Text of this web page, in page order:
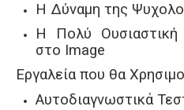
Η Δύναμη της
Η Πολύ
στο Image
Εργαλεία που θα
Αυτοδιαγνωστικά